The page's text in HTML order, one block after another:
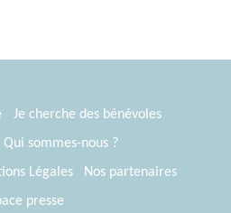
Je cherche des bénévoles
Qui sommes-nous ?
Légales
Nos partenaires
presse